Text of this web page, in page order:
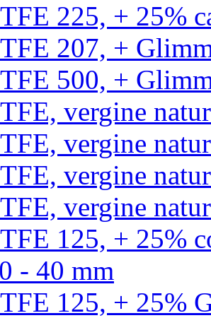
225, + 25%
207, +
500, +
vergine
vergine
vergine
vergine
125, + 25%
- 40 mm
125, + 25%